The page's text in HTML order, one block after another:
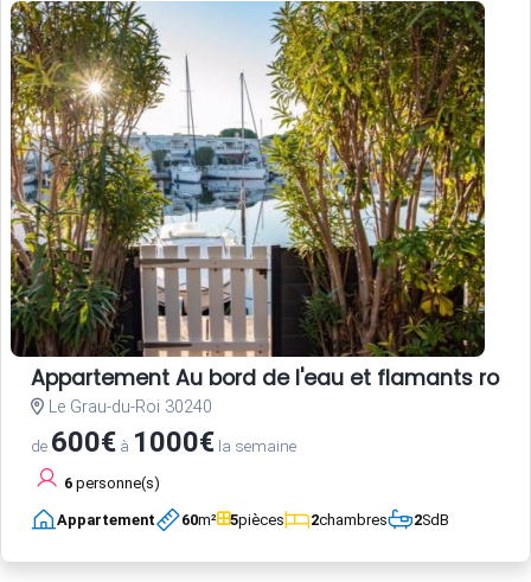
Appartement Au bord de l'eau et flamants
Le Grau-du-Roi 30240
de 600€ à 1000€ la semaine
6 personne(s)
Appartement 60m² 5pièces 2chambres 2SdB